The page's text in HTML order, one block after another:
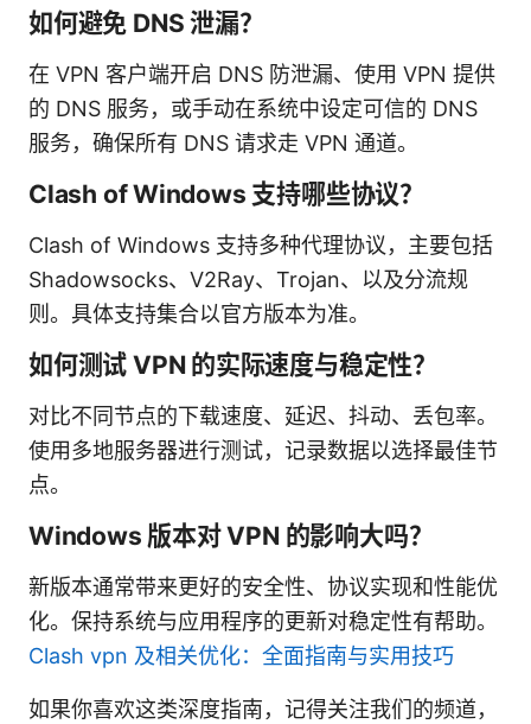
如何避免 DNS 泄漏？
在 VPN 客户端开启 DNS 防泄漏、使用 VPN 提供
的 DNS 服务，或手动在系统中设定可信的 DNS
服务，确保所有 DNS 请求走 VPN 通道。
Clash of Windows 支持哪些协议？
Clash of Windows 支持多种代理协议，主要包括
Shadowsocks、V2Ray、Trojan、以及分流规
则。具体支持集合以官方版本为准。
如何测试 VPN 的实际速度与稳定性？
对比不同节点的下载速度、延迟、抖动、丢包率。
使用多地服务器进行测试，记录数据以选择最佳节
点。
Windows 版本对 VPN 的影响大吗？
新版本通常带来更好的安全性、协议实现和性能优
化。保持系统与应用程序的更新对稳定性有帮助。
Clash vpn 及相关优化：全面指南与实用技巧
如果你喜欢这类深度指南，记得关注我们的频道，